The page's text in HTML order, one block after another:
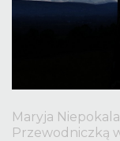
Maryja
Przewodniczką